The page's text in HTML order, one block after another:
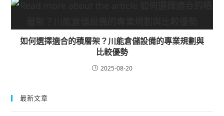
如何選擇適合的積層架？川能倉儲設備的專業規劃與
比較優勢
2025-08-20
最新文章